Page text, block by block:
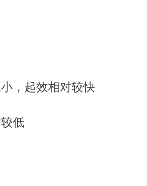
，起效相对较快
低